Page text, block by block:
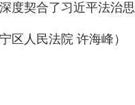
度契合了习近平法治
区人民法院 许海峰 ）